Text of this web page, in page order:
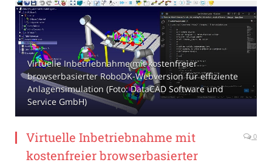
Virtuelle Inbetriebnahme mit kostenfreier
browserbasierter RoboDK-Webversion für effiziente
Anlagensimulation (Foto: DataCAD Software und
Service GmbH)
Virtuelle Inbetriebnahme mit
kostenfreier browserbasierter
0